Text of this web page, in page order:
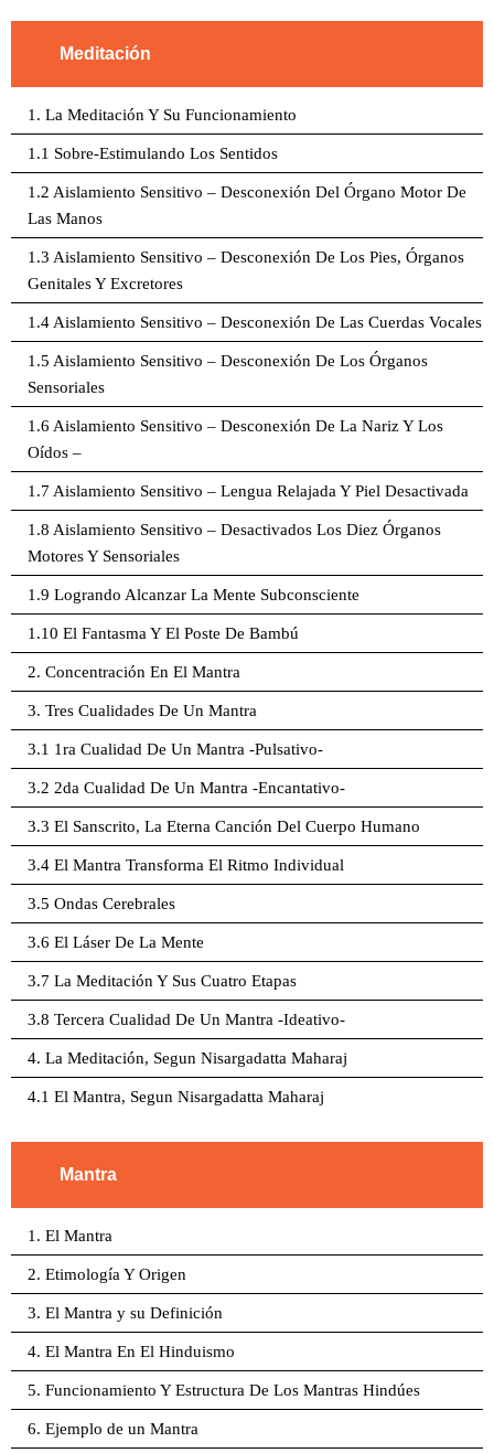
Meditación
1. La Meditación Y Su Funcionamiento
1.1 Sobre-Estimulando Los Sentidos
1.2 Aislamiento Sensitivo – Desconexión Del Órgano Motor De
Las Manos
1.3 Aislamiento Sensitivo – Desconexión De Los Pies, Órganos
Genitales Y Excretores
1.4 Aislamiento Sensitivo – Desconexión De Las Cuerdas Vocales
1.5 Aislamiento Sensitivo – Desconexión De Los Órganos
Sensoriales
1.6 Aislamiento Sensitivo – Desconexión De La Nariz Y Los
Oídos –
1.7 Aislamiento Sensitivo – Lengua Relajada Y Piel Desactivada
1.8 Aislamiento Sensitivo – Desactivados Los Diez Órganos
Motores Y Sensoriales
1.9 Logrando Alcanzar La Mente Subconsciente
1.10 El Fantasma Y El Poste De Bambú
2. Concentración En El Mantra
3. Tres Cualidades De Un Mantra
3.1 1ra Cualidad De Un Mantra -Pulsativo-
3.2 2da Cualidad De Un Mantra -Encantativo-
3.3 El Sanscrito, La Eterna Canción Del Cuerpo Humano
3.4 El Mantra Transforma El Ritmo Individual
3.5 Ondas Cerebrales
3.6 El Láser De La Mente
3.7 La Meditación Y Sus Cuatro Etapas
3.8 Tercera Cualidad De Un Mantra -Ideativo-
4. La Meditación, Segun Nisargadatta Maharaj
4.1 El Mantra, Segun Nisargadatta Maharaj
Mantra
1. El Mantra
2. Etimología Y Origen
3. El Mantra y su Definición
4. El Mantra En El Hinduismo
5. Funcionamiento Y Estructura De Los Mantras Hindúes
6. Ejemplo de un Mantra